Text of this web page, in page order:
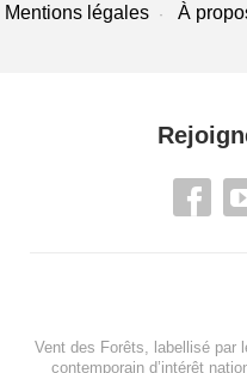
Mentions légales À
Vent des Forêts, labellisé par
contemporain d’intérêt